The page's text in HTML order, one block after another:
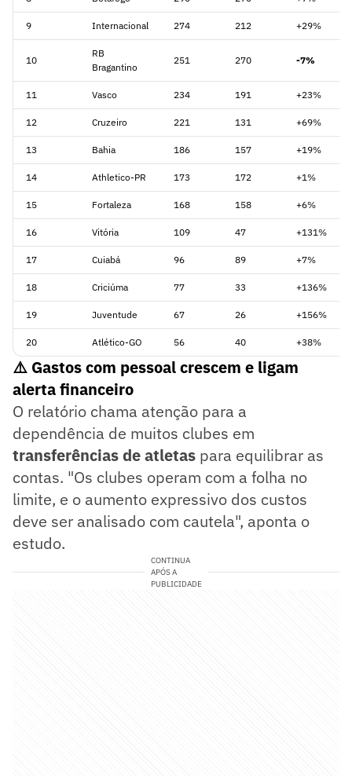
9 Internacional 274 212 +29%
10
RB
Bragantino
251 270 -7%
11 Vasco 234 191 +23%
12 Cruzeiro 221 131 +69%
13 Bahia 186 157 +19%
14 Athletico-PR 173 172 +1%
15 Fortaleza 168 158 +6%
16 Vitória 109 47 +131%
17 Cuiabá 96 89 +7%
18 Criciúma 77 33 +136%
19 Juventude 67 26 +156%
20 Atlético-GO 56 40 +38%
⚠️ Gastos com pessoal crescem e ligam
alerta financeiro
O relatório chama atenção para a
dependência de muitos clubes em
transferências de atletas para equilibrar as
contas. "Os clubes operam com a folha no
limite, e o aumento expressivo dos custos
deve ser analisado com cautela", aponta o
estudo.
CONTINUA
APÓS A
PUBLICIDADE